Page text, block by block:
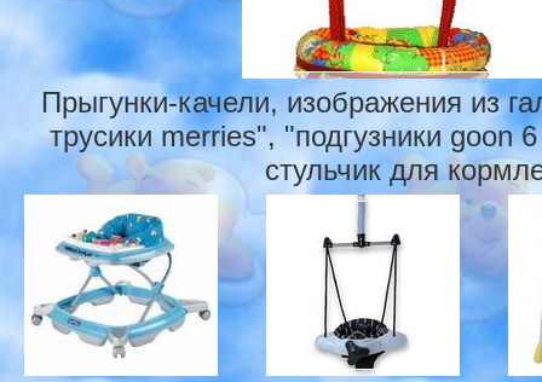
Прыгунки-качели, изображения из
трусики merries", "подгузники goon
стульчик для